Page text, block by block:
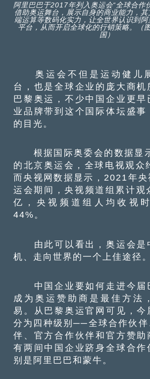
阿里巴巴于2017年列入奥运会“全球合作
借助奥运舞台，展示自身的商业能力，
端运算等数码化实力，让全世界认识到
平台，从而开启全球化的行销策略。（
国）
奥运会不但是运动健儿
台，也是全球企业的庞大商机
巴黎奥运，不少中国企业更早
业品牌带到这个国际体坛盛事
的目光。
根据国际奥委会的数据显
的北京奥运会，全球电视观众
而央视网数据显示，2021年央
运会期间，央视频道组累计观
亿，央视频道组人均收视
44%。
由此可以看出，奥运会是
机、走向世界的一个上佳途径。
中国企业要如何走进今届
成为奥运赞助商是最佳方法
易。从巴黎奥运官网可见，今
分为四种级别──全球合作伙伴
伴、官方合作伙伴和官方赞助
有两间中国企业跻身全球合作
别是阿里巴巴和蒙牛。